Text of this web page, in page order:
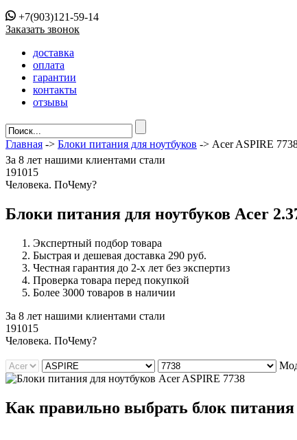
+7(903)121-59-14
Заказать звонок
доставка
оплата
гарантии
контакты
отзывы
Главная -> Блоки питания для ноутбуков -> Acer ASPIRE
За 8 лет нашими клиентами стали
191015
Человека. ПоЧему?
Блоки питания для ноутбуков Acer
Экспертный подбор товара
Быстрая и дешевая доставка 290 руб.
Честная гарантия до 2-х лет без экспертиз
Проверка товара перед покупкой
Более 3000 товаров в наличии
За 8 лет нашими клиентами стали
191015
Человека. ПоЧему?
Как правильно выбрать блок питания